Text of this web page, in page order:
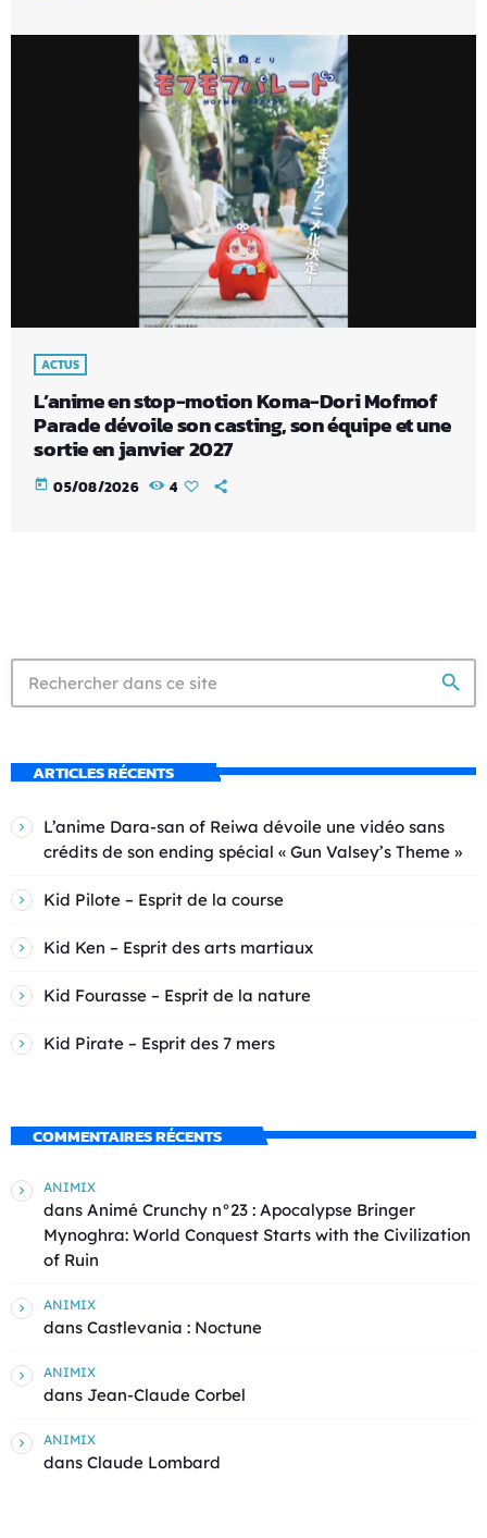
ACTUS
L’anime en stop-motion Koma-Dori Mofmof
Parade dévoile son casting, son équipe et une
sortie en janvier 2027
today 05/08/2026 4
search
ARTICLES RÉCENTS
L’anime Dara-san of Reiwa dévoile une vidéo sans
crédits de son ending spécial « Gun Valsey’s Theme »
Kid Pilote – Esprit de la course
Kid Ken – Esprit des arts martiaux
Kid Fourasse – Esprit de la nature
Kid Pirate – Esprit des 7 mers
COMMENTAIRES RÉCENTS
ANIMIX
dans Animé Crunchy n°23 : Apocalypse Bringer
Mynoghra: World Conquest Starts with the Civilization
of Ruin
ANIMIX
dans Castlevania : Noctune
ANIMIX
dans Jean-Claude Corbel
ANIMIX
dans Claude Lombard